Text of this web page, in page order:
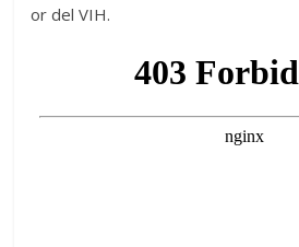
or del VIH.